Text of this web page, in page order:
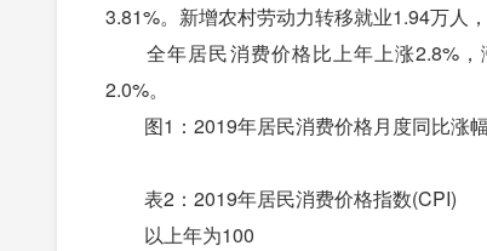
3.81%。新增农村劳动力转移就业1.94万人
全年居民消费价格比上年上涨2.8%，
2.0%。
图1：2019年居民消费价格月度同比涨幅
表2：2019年居民消费价格指数(CPI)
以上年为100